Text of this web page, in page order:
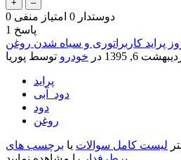
0 دوستدار 0 امتیاز منفی
1 پاسخ
پراید کاربراتوری و سیاه شدن روغن
6, 1395 در خودرو توسط پوریا
پراید
دود_آبی
دود
روغن
لیست کامل سوالات یا برچسب های